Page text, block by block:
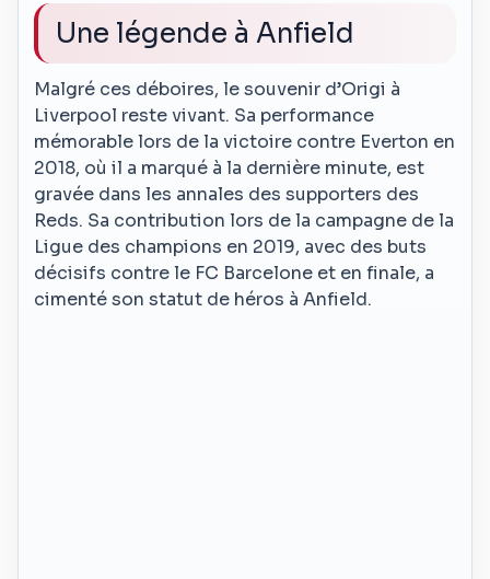
Une légende à Anfield
Malgré ces déboires, le souvenir d’Origi à
Liverpool reste vivant. Sa performance
mémorable lors de la victoire contre Everton en
2018, où il a marqué à la dernière minute, est
gravée dans les annales des supporters des
Reds. Sa contribution lors de la campagne de la
Ligue des champions en 2019, avec des buts
décisifs contre le FC Barcelone et en finale, a
cimenté son statut de héros à Anfield.